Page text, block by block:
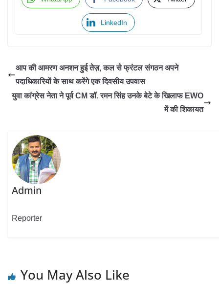
LinkedIn
आप की आमरण अनशन हुई तेज़, कल से फ्रंटल संगठन अपने
पदाधिकारियों के साथ करेंगे एक दिवसीय उपवास
युवा कांग्रेस नेता ने पूर्व CM डॉ. रमन सिंह उनके बेटे के खिलाफ EWO
में की शिकायत
Admin
Reporter
You May Also Like